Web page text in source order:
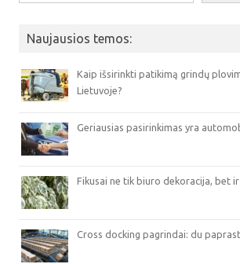
Naujausios temos:
Kaip išsirinkti patikimą grindų
Lietuvoje?
Geriausias pasirinkimas yra
Fikusai ne tik biuro dekoracija, bet
Cross docking pagrindai: du